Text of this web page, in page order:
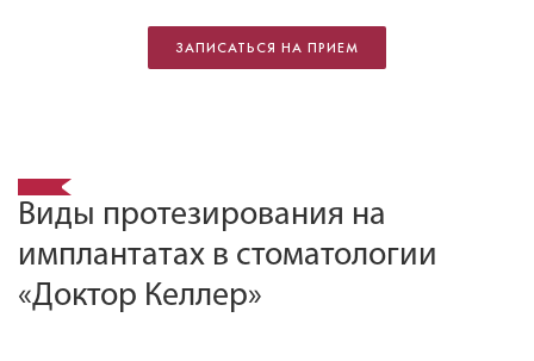
ЗАПИСАТЬСЯ НА ПРИЕМ
Виды протезирования на
имплантатах в стоматологии
«Доктор Келлер»